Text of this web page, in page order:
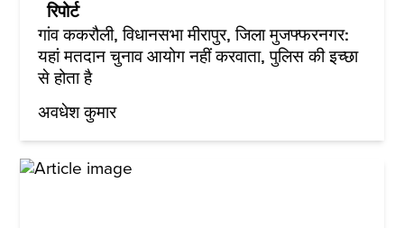
रिपोर्ट
गांव ककरौली, विधानसभा मीरापुर, जिला मुजफ्फरनगर:
यहां मतदान चुनाव आयोग नहीं करवाता, पुलिस की इच्छा
से होता है
अवधेश कुमार